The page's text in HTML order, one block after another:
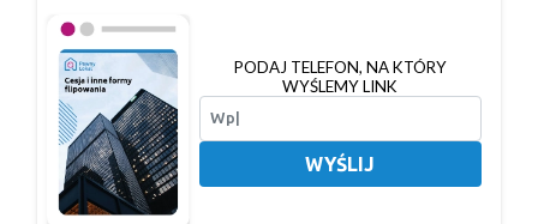
PODAJ TELEFON, NA KTÓRY
WYŚLEMY LINK
WYŚLIJ